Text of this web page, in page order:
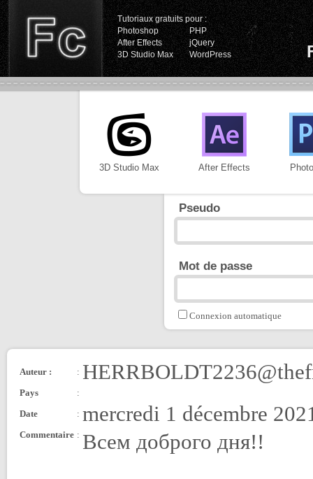
Tutoriaux gratuits pour :
Photoshop
PHP
After Effects
jQuery
3D Studio Max
WordPress
3D Studio Max After Effects
Pseudo
Mot de passe
Connexion automatique
Auteur : :
Pays
:
Date
: mercredi 1 décembre
Commentaire : Всем доброго дня!!